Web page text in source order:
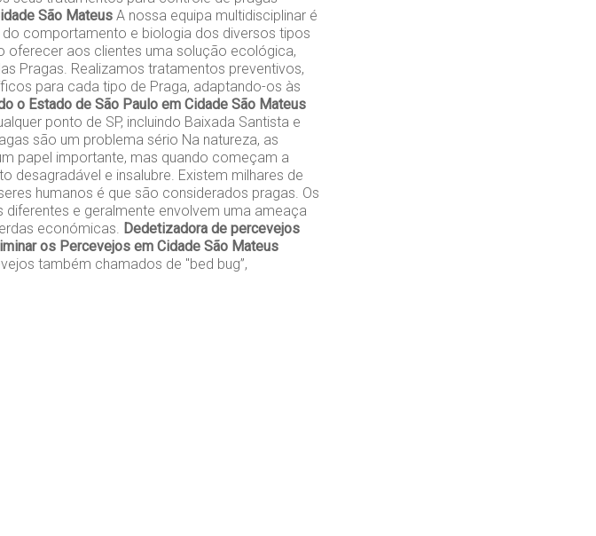
São Mateus A nossa equipa multidisciplinar é
comportamento e biologia dos diversos tipos
oferecer aos clientes uma solução ecológica,
Pragas. Realizamos tratamentos preventivos,
para cada tipo de Praga, adaptando-os às
o Estado de São Paulo em Cidade São Mateus
ponto de SP, incluindo Baixada Santista e
são um problema sério Na natureza, as
papel importante, mas quando começam a
desagradável e insalubre. Existem milhares de
humanos é que são considerados pragas. Os
e geralmente envolvem uma ameaça
económicas.
Dedetizadora de percevejos
os Percevejos em Cidade São Mateus
também chamados de "bed bug”,